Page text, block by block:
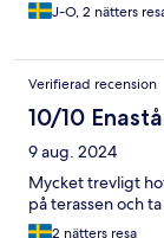
J-O, 2 nätters
Verifierad recension
10/10
9 aug. 2024
Mycket trevligt
på terassen och
2 nätters resa